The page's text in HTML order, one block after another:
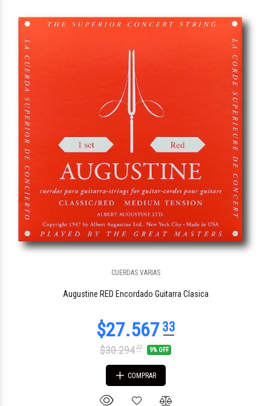
CUERDAS VARIAS
Augustine RED Encordado Guitarra Clasica
$30.29477 9% OFF
COMPRAR